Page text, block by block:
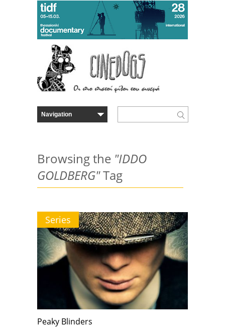
Browsing the "IDDO
GOLDBERG"Tag
Series
Peaky Blinders